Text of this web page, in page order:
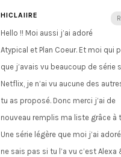
HICLAIIRE
Hello !! Moi aussi j’ai adoré
Atypical et Plan Coeur. Et moi qui
que j’avais vu beaucoup de série
Netflix, je n’ai vu aucune des
tu as proposé. Donc merci j’ai de
nouveau remplis ma liste grâce à
Une série légère que moi j’ai
ne sais pas si tu l’a vu c’est Alexa